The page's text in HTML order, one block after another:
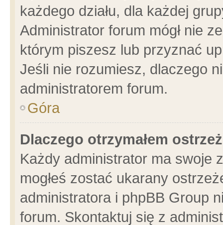
każdego działu, dla każdej
Administrator forum mógł nie
którym piszesz lub przyznać
Jeśli nie rozumiesz, dlaczego
administratorem forum.
Góra
Dlaczego otrzymałem
Każdy administrator ma swoje
mogłeś zostać ukarany
administratora i phpBB Group
forum. Skontaktuj się z